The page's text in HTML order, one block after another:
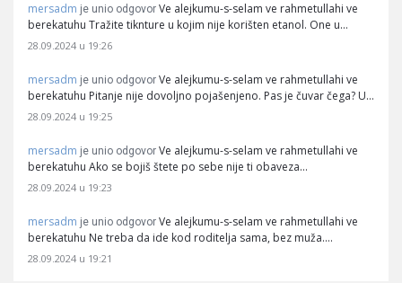
mersadm je unio odgovor Ve alejkumu-s-selam ve rahmetullahi ve
berekatuhu Tražite tiknture u kojim nije korišten etanol. One u…
28.09.2024 u 19:26
mersadm je unio odgovor Ve alejkumu-s-selam ve rahmetullahi ve
berekatuhu Pitanje nije dovoljno pojašenjeno. Pas je čuvar čega? U…
28.09.2024 u 19:25
mersadm je unio odgovor Ve alejkumu-s-selam ve rahmetullahi ve
berekatuhu Ako se bojiš štete po sebe nije ti obaveza…
28.09.2024 u 19:23
mersadm je unio odgovor Ve alejkumu-s-selam ve rahmetullahi ve
berekatuhu Ne treba da ide kod roditelja sama, bez muža.…
28.09.2024 u 19:21